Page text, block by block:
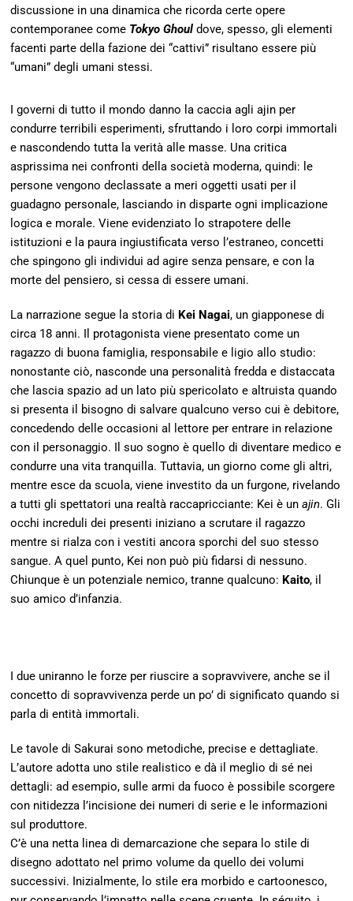
discussione in una dinamica che ricorda certe opere
contemporanee come Tokyo Ghouldove, spesso, gli elementi
facenti parte della fazione dei “cattivi” risultano essere più
“umani” degli umani stessi.
I governi di tutto il mondo danno la caccia agli ajin per
condurre terribili esperimenti, sfruttando i loro corpi immortali
e nascondendo tutta la verità alle masse. Una critica
asprissima nei confronti della società moderna, quindi: le
persone vengono declassate a meri oggetti usati per il
guadagno personale, lasciando in disparte ogni implicazione
logica e morale. Viene evidenziato lo strapotere delle
istituzioni e la paura ingiustificata verso l’estraneo, concetti
che spingono gli individui ad agire senza pensare, e con la
morte del pensiero, si cessa di essere umani.
La narrazione segue la storia di Kei Nagai, un giapponese di
circa 18 anni. Il protagonista viene presentato come un
ragazzo di buona famiglia, responsabile e ligio allo studio:
nonostante ciò, nasconde una personalità fredda e distaccata
che lascia spazio ad un lato più spericolato e altruista quando
si presenta il bisogno di salvare qualcuno verso cui è debitore,
concedendo delle occasioni al lettore per entrare in relazione
con il personaggio. Il suo sogno è quello di diventare medico e
condurre una vita tranquilla. Tuttavia, un giorno come gli altri,
mentre esce da scuola, viene investito da un furgone, rivelando
a tutti gli spettatori una realtà raccapricciante: Kei è unajin. Gli
occhi increduli dei presenti iniziano a scrutare il ragazzo
mentre si rialza con i vestiti ancora sporchi del suo stesso
sangue. A quel punto, Kei non può più fidarsi di nessuno.
Chiunque è un potenziale nemico, tranne qualcuno: Kaito, il
suo amico d’infanzia.
I due uniranno le forze per riuscire a sopravvivere, anche se il
concetto di sopravvivenza perde un po’ di significato quando si
parla di entità immortali.
Le tavole di Sakurai sono metodiche, precise e dettagliate.
L’autore adotta uno stile realistico e dà il meglio di sé nei
dettagli: ad esempio, sulle armi da fuoco è possibile scorgere
con nitidezza l’incisione dei numeri di serie e le informazioni
sul produttore.
C’è una netta linea di demarcazione che separa lo stile di
disegno adottato nel primo volume da quello dei volumi
successivi. Inizialmente, lo stile era morbido e cartoonesco,